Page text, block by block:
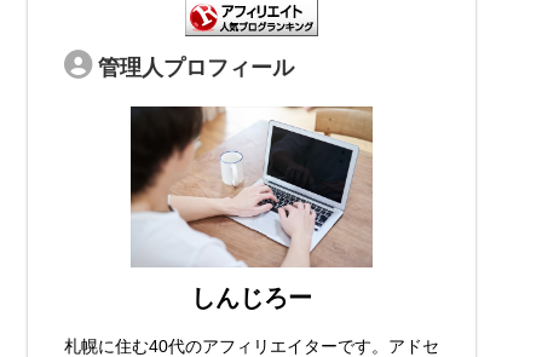
管理人プロフィール
しんじろー
札幌に住む40代のアフィリエイターです。アドセ